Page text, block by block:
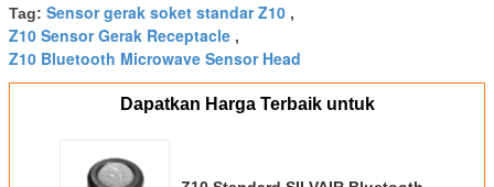
Tag: Sensor gerak soket standar Z10 ,
Z10 Sensor Gerak Receptacle ,
Z10 Bluetooth Microwave Sensor Head
Dapatkan Harga Terbaik untuk